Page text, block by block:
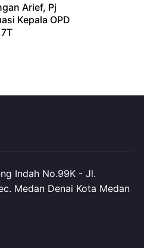
Arief, Pj
Kepala OPD
Indah No.99K - Jl.
Medan Denai Kota Medan